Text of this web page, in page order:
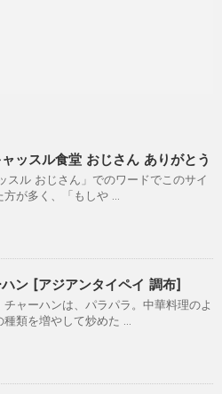
ャッスル食堂 おじさん ありがとう
スル おじさん」でのワードでこのサイ
方が多く、「もしや ...
ン [アジアンタイペイ 調布]
チャーハンは、パラパラ。中華料理のよ
種類を増やして炒めた ...